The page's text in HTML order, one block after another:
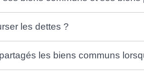
les dettes ?
les biens communs